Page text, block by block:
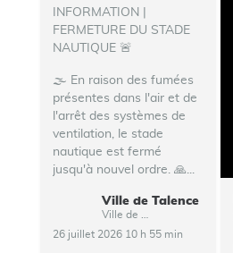
INFORMATION |
FERMETURE DU STADE
NAUTIQUE 🚨
🌫️ En raison des fumées
présentes dans l'air et de
l'arrêt des systèmes de
ventilation, le stade
nautique est fermé
jusqu'à nouvel ordre. 🙏...
Ville de Talence
26 juillet 2026 10 h 55 min